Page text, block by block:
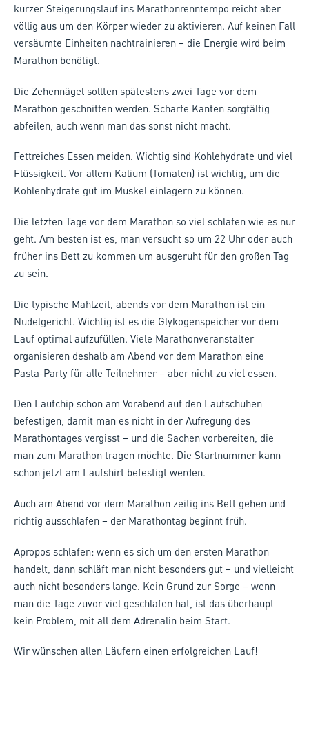
kurzer Steigerungslauf ins Marathonrenntempo reicht aber
völlig aus um den Körper wieder zu aktivieren. Auf keinen Fall
versäumte Einheiten nachtrainieren – die Energie wird beim
Marathon benötigt.
Die Zehennägel sollten spätestens zwei Tage vor dem
Marathon geschnitten werden. Scharfe Kanten sorgfältig
abfeilen, auch wenn man das sonst nicht macht.
Fettreiches Essen meiden. Wichtig sind Kohlehydrate und viel
Flüssigkeit. Vor allem Kalium (Tomaten) ist wichtig, um die
Kohlenhydrate gut im Muskel einlagern zu können.
Die letzten Tage vor dem Marathon so viel schlafen wie es nur
geht. Am besten ist es, man versucht so um 22 Uhr oder auch
früher ins Bett zu kommen um ausgeruht für den großen Tag
zu sein.
Die typische Mahlzeit, abends vor dem Marathon ist ein
Nudelgericht. Wichtig ist es die Glykogenspeicher vor dem
Lauf optimal aufzufüllen. Viele Marathonveranstalter
organisieren deshalb am Abend vor dem Marathon eine
Pasta-Party für alle Teilnehmer – aber nicht zu viel essen.
Den Laufchip schon am Vorabend auf den Laufschuhen
befestigen, damit man es nicht in der Aufregung des
Marathontages vergisst – und die Sachen vorbereiten, die
man zum Marathon tragen möchte. Die Startnummer kann
schon jetzt am Laufshirt befestigt werden.
Auch am Abend vor dem Marathon zeitig ins Bett gehen und
richtig ausschlafen – der Marathontag beginnt früh.
Apropos schlafen: wenn es sich um den ersten Marathon
handelt, dann schläft man nicht besonders gut – und vielleicht
auch nicht besonders lange. Kein Grund zur Sorge – wenn
man die Tage zuvor viel geschlafen hat, ist das überhaupt
kein Problem, mit all dem Adrenalin beim Start.
Wir wünschen allen Läufern einen erfolgreichen Lauf!